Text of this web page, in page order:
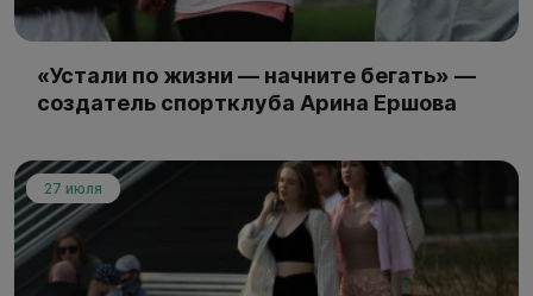
«Устали по жизни — начните бегать» —
создатель спортклуба Арина Ершова
27 июля